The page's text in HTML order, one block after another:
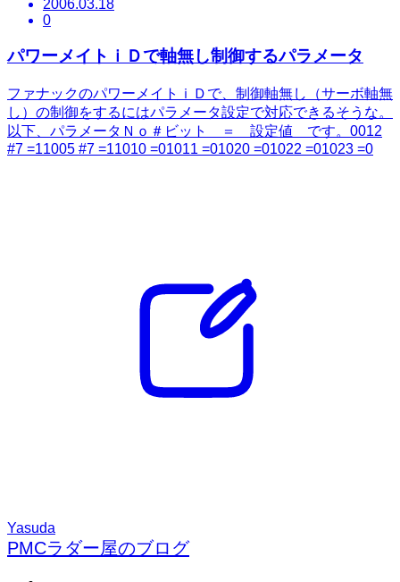
2006.03.18
0
パワーメイトｉＤで軸無し制御するパラメータ
ファナックのパワーメイトｉＤで、制御軸無し（サーボ軸無
し）の制御をするにはパラメータ設定で対応できるそうな。
以下、パラメータＮｏ＃ビット ＝ 設定値 です。0012
#7 =11005 #7 =11010 =01011 =01020 =01022 =01023 =0
Yasuda
PMCラダー屋のブログ